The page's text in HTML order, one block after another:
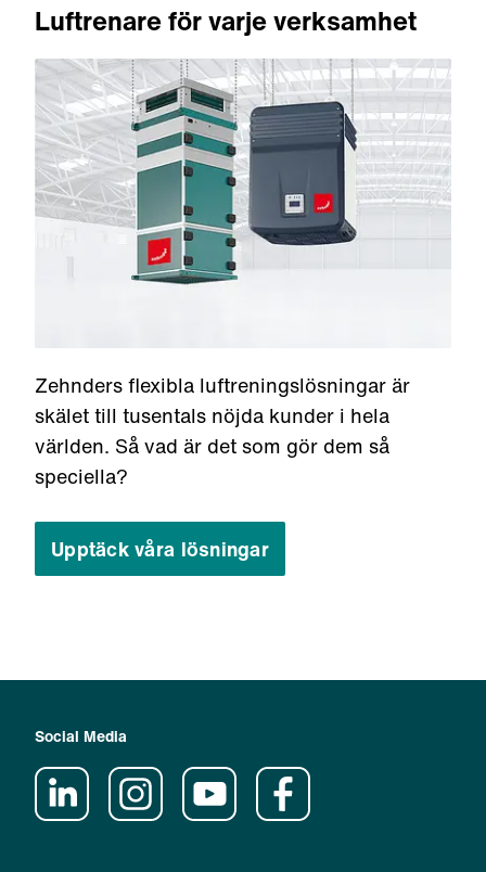
Zehnders flexibla luftreningslösningar är
skälet till tusentals nöjda kunder i hela
världen. Så vad är det som gör dem så
speciella?
Upptäck våra lösningar
Luftrenare för varje verksamhet
Social Media